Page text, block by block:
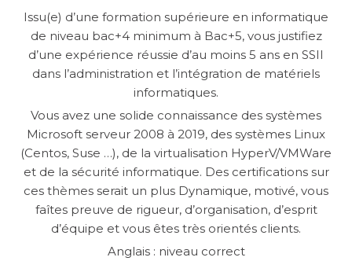
Issu(e) d’une formation supérieure en informatique
de niveau bac+4 minimum à Bac+5, vous justifiez
d’une expérience réussie d’au moins 5 ans en SSII
dans l’administration et l’intégration de matériels
informatiques.
Vous avez une solide connaissance des systèmes
Microsoft serveur 2008 à 2019, des systèmes Linux
(Centos, Suse …), de la virtualisation HyperV/VMWare
et de la sécurité informatique. Des certifications sur
ces thèmes serait un plus Dynamique, motivé, vous
faîtes preuve de rigueur, d’organisation, d’esprit
d’équipe et vous êtes très orientés clients.
Anglais : niveau correct